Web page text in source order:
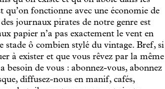
qu’on fonctionne avec une économie de
journaux pirates de notre genre est
papier n’a pas exactement le vent en
ô combien stylé du vintage. Bref, si
à exister et que vous rêvez par la même
besoin de vous : abonnez-vous, abonnez
diffusez-nous en manif, cafés,